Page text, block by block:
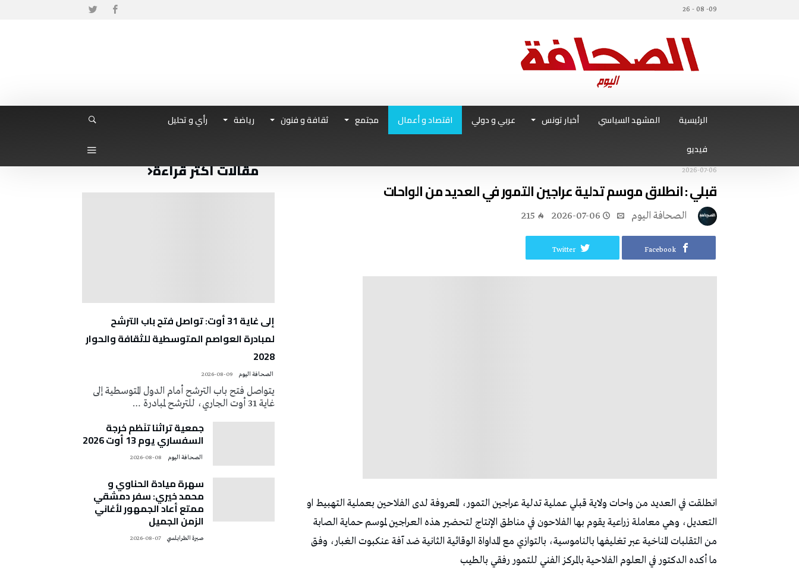
09- 08 - 26
الرئيسية المشهد السياسي أخبار تونس عربي و دولي اقتصاد و أعمال مجتمع ثقافة و فنون رياضة
رأي و تحليل
فيديو
2026-07-06
قبلي : انطلاق موسم تدلية عراجين التمور في العديد من الواحات
2026-07-06
215
Facebook
Twitter
انطلقت في العديد من واحات ولاية قبلي عملية تدلية عراجين التمور، المعروفة لدى الفلاحين بعملية التهبيط او
التعديل، وهي معاملة زراعية يقوم بها الفلاحون في مناطق الإنتاج لتحضير هذه العراجين لموسم حماية الصابة
من التقلبات المناخية عبر تغليفها بالناموسية، بالتوازي مع المداواة الوقائية الثانية ضد آفة عنكبوت الغبار، وفق
ما أكده الدكتور في العلوم الفلاحية بالمركز الفني للتمور رفقي بالطيب
مقالات أكثر قراءة
إلى غاية 31 أوت: تواصل فتح باب الترشح
لمبادرة العواصم المتوسطية للثقافة والحوار
2028
2026-08-09
يتواصل فتح باب الترشح أمام الدول المتوسطية إلى
غاية 31 أوت الجاري، للترشح لمبادرة …
جمعية تراثنا تنَظم خرجة
السفساري يوم 13 أوت 2026
2026-08-08
سهرة ميادة الحناوي و
محمد خيري: سفر دمشقي
ممتع أعاد الجمهور لأغاني
الزمن الجميل
صبرة الطرابلسي 2026-08-07